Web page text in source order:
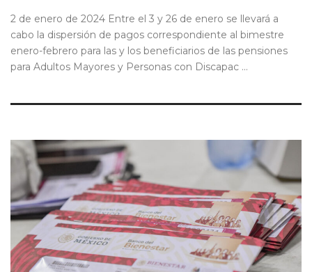
2 de enero de 2024 Entre el 3 y 26 de enero se llevará a
cabo la dispersión de pagos correspondiente al bimestre
enero-febrero para las y los beneficiarios de las pensiones
para Adultos Mayores y Personas con Discapac ...